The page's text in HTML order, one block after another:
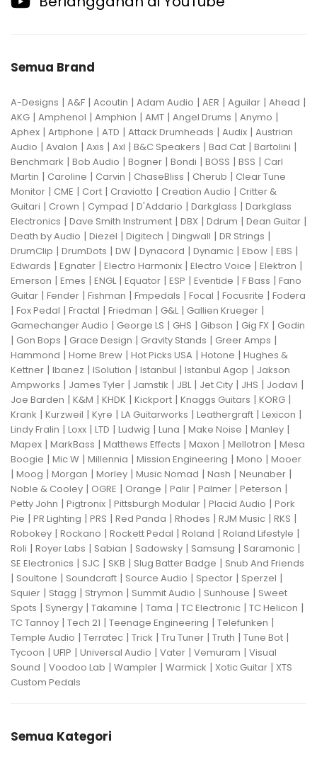
Semua Brand
A-Designs | A&F | Acoutin | Adam Audio | AER | Aguilar | Ahead |
AKG | Amphenol | Amphion | AMT | Angel Drums | Anymo |
Aphex | Artiphone | ATD | Attack Drumheads | Audix | Austrian
Audio | Avalon | Axis | Axl | B&C Speakers | Bad Cat | Bartolini |
Benchmark | Bob Audio | Bogner | Bondi | BOSS | BSS | Carl
Martin | Caroline | Carvin | ChaseBliss | Cherub | Clear Tune
Monitor | CME | Cort | Craviotto | Creation Audio | Critter &
Guitari | Crown | Cympad | D'Addario | Darkglass | Darkglass
Electronics | Dave Smith Instrument | DBX | Ddrum | Dean Guitar |
Death by Audio | Diezel | Digitech | Dingwall | DR Strings |
DrumClip | DrumDots | DW | Dynacord | Dynamic | Ebow | EBS |
Edwards | Egnater | Electro Harmonix | Electro Voice | Elektron |
Emerson | Emes | ENGL| Equator | ESP | Eventide | F Bass | Fano
Guitar | Fender | Fishman | Fmpedals | Focal | Focusrite | Fodera
| Fox Pedal | Fractal | Friedman | G&L| Gallien Krueger |
Gamechanger Audio | George LS | GHS | Gibson | Gig FX | Godin
| Gon Bops | Grace Design | Gravity Stands | Greer Amps |
Hammond | Home Brew | Hot Picks USA | Hotone | Hughes &
Kettner | Ibanez | ISolution | Istanbul | Istanbul Agop | Jakson
Ampworks | James Tyler | Jamstik | JBL| Jet City | JHS | Jodavi |
Joe Barden | K&M | KHDK | Kickport | Knaggs Guitars | KORG |
Krank | Kurzweil | Kyre | LA Guitarworks | Leathergraft | Lexicon |
Lindy Fralin | Loxx | LTD | Ludwig | Luna | Make Noise | Manley |
Mapex | MarkBass | Matthews Effects | Maxon | Mellotron | Mesa
Boogie | Mic W | Millennia | Mission Engineering | Mono | Mooer
| Moog | Morgan | Morley | Music Nomad | Nash | Neunaber |
Noble & Cooley | OGRE | Orange | Palir | Palmer | Peterson |
Petty John | Pigtronix | Pittsburgh Modular | Placid Audio | Pork
Pie | PR Lighting | PRS | Red Panda | Rhodes | RJM Music | RKS |
Robokey | Rockano | Rockett Pedal | Roland | Roland Lifestyle |
Roli | Royer Labs | Sabian | Sadowsky | Samsung | Saramonic |
SE Electronics | SJC | SKB | Slug Batter Badge | Snub And Friends
| Soultone | Soundcraft | Source Audio | Spector | Sperzel |
Squier | Stagg | Strymon | Summit Audio | Sunhouse | Sweet
Spots | Synergy | Takamine | Tama | TC Electronic | TC Helicon |
TC Tannoy | Tech 21 | Teenage Engineering | Telefunken |
Temple Audio | Terratec | Trick | Tru Tuner | Truth | Tune Bot |
Tycoon | UFIP | Universal Audio | Vater | Vemuram | Visual
Sound | Voodoo Lab | Wampler | Warmick | Xotic Guitar | XTS
Custom Pedals
Semua Kategori